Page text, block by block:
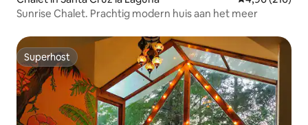
Sunrise Chalet. Prachtig modern huis aan het meer
Superhost
Superhost